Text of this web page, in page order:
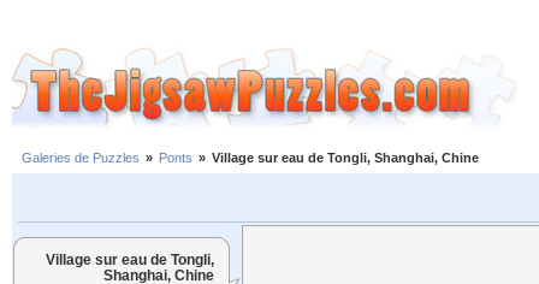
Galeries de Puzzles » Ponts » Village sur eau de Tongli, Shanghai, Chine
Village sur eau de Tongli,
Shanghai, Chine